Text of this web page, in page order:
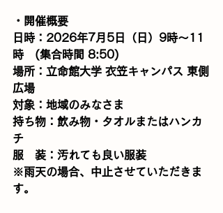
・開催概要
日時：2026年7月5日（日）9時〜11
時　(集合時間 8:50)
場所：立命館大学 衣笠キャンパス 東側
広場
対象：地域のみなさま
持ち物：飲み物・タオルまたはハンカ
チ
服　装：汚れても良い服装
※雨天の場合、中止させていただきま
す。